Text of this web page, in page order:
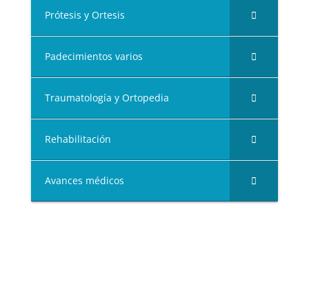
Prótesis y Ortesis
Padecimientos varios
Traumatología y Ortopedia
Rehabilitación
Avances médicos